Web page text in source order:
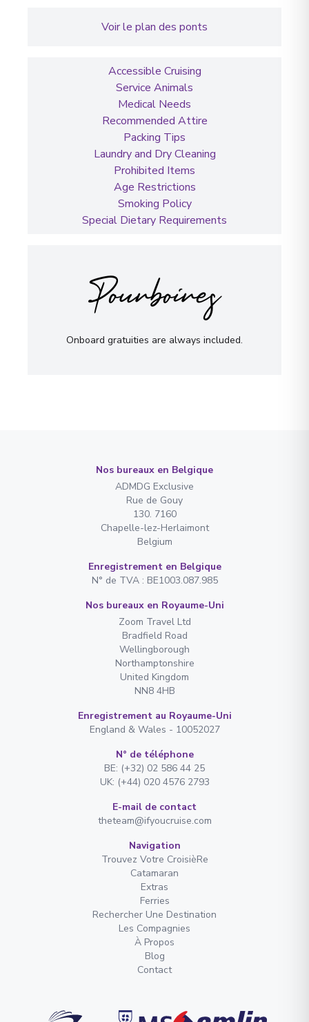
Voir le plan des ponts
Accessible Cruising
Service Animals
Medical Needs
Recommended Attire
Packing Tips
Laundry and Dry Cleaning
Prohibited Items
Age Restrictions
Smoking Policy
Special Dietary Requirements
Pourboires
Onboard gratuities are always included.
Nos bureaux en Belgique
ADMDG Exclusive
Rue de Gouy
130. 7160
Chapelle-lez-Herlaimont
Belgium
Enregistrement en Belgique
N° de TVA : BE1003.087.985
Nos bureaux en Royaume-Uni
Zoom Travel Ltd
Bradfield Road
Wellingborough
Northamptonshire
United Kingdom
NN8 4HB
Enregistrement au Royaume-Uni
England & Wales - 10052027
N° de téléphone
BE: (+32) 02 586 44 25
UK: (+44) 020 4576 2793
E-mail de contact
theteam@ifyoucruise.com
Navigation
Trouvez Votre CroisièRe
Catamaran
Extras
Ferries
Rechercher Une Destination
Les Compagnies
À Propos
Blog
Contact